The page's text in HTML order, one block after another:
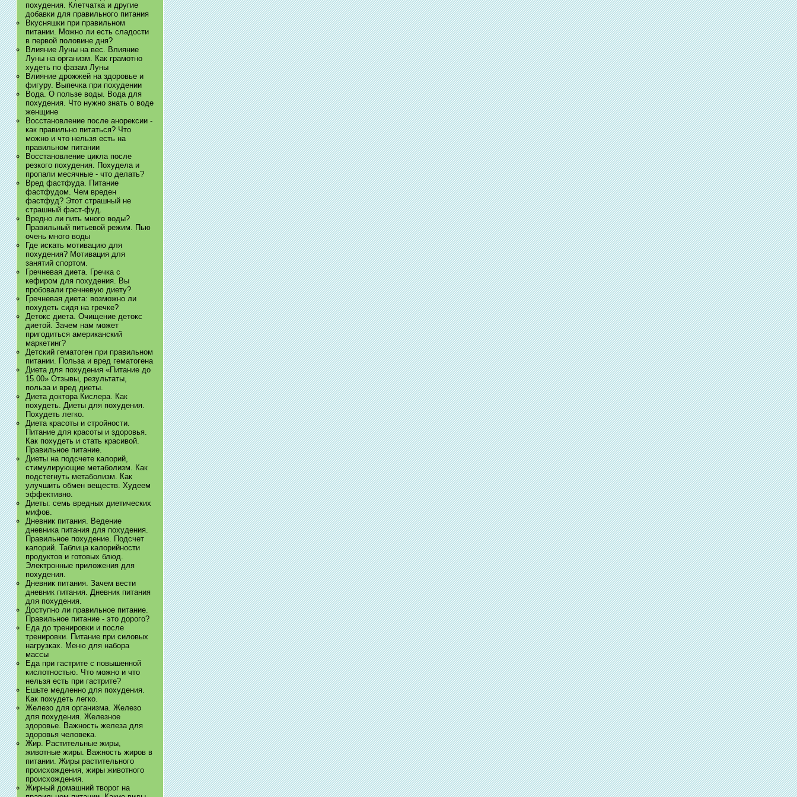
похудения. Клетчатка и другие
добавки для правильного питания
Вкусняшки при правильном
питании. Можно ли есть сладости
в первой половине дня?
Влияние Луны на вес. Влияние
Луны на организм. Как грамотно
худеть по фазам Луны
Влияние дрожжей на здоровье и
фигуру. Выпечка при похудении
Вода. О пользе воды. Вода для
похудения. Что нужно знать о воде
женщине
Восстановление после анорексии -
как правильно питаться? Что
можно и что нельзя есть на
правильном питании
Восстановление цикла после
резкого похудения. Похудела и
пропали месячные - что делать?
Вред фастфуда. Питание
фастфудом. Чем вреден
фастфуд? Этот страшный не
страшный фаст-фуд.
Вредно ли пить много воды?
Правильный питьевой режим. Пью
очень много воды
Где искать мотивацию для
похудения? Мотивация для
занятий спортом.
Гречневая диета. Гречка с
кефиром для похудения. Вы
пробовали гречневую диету?
Гречневая диета: возможно ли
похудеть сидя на гречке?
Детокс диета. Очищение детокс
диетой. Зачем нам может
пригодиться американский
маркетинг?
Детский гематоген при правильном
питании. Польза и вред гематогена
Диета для похудения «Питание до
15.00» Отзывы, результаты,
польза и вред диеты.
Диета доктора Кислера. Как
похудеть. Диеты для похудения.
Похудеть легко.
Диета красоты и стройности.
Питание для красоты и здоровья.
Как похудеть и стать красивой.
Правильное питание.
Диеты на подсчете калорий,
стимулирующие метаболизм. Как
подстегнуть метаболизм. Как
улучшить обмен веществ. Худеем
эффективно.
Диеты: семь вредных диетических
мифов.
Дневник питания. Ведение
дневника питания для похудения.
Правильное похудение. Подсчет
калорий. Таблица калорийности
продуктов и готовых блюд.
Электронные приложения для
похудения.
Дневник питания. Зачем вести
дневник питания. Дневник питания
для похудения.
Доступно ли правильное питание.
Правильное питание - это дорого?
Еда до тренировки и после
тренировки. Питание при силовых
нагрузках. Меню для набора
массы
Еда при гастрите с повышенной
кислотностью. Что можно и что
нельзя есть при гастрите?
Ешьте медленно для похудения.
Как похудеть легко.
Железо для организма. Железо
для похудения. Железное
здоровье. Важность железа для
здоровья человека.
Жир. Растительные жиры,
животные жиры. Важность жиров в
питании. Жиры растительного
происхождения, жиры животного
происхождения.
Жирный домашний творог на